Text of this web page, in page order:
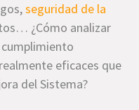
seguridad de la
¿Cómo analizar
eficaces que
del Sistema?